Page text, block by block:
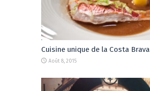
Cuisine unique de la Costa Brava
Août 8, 2015